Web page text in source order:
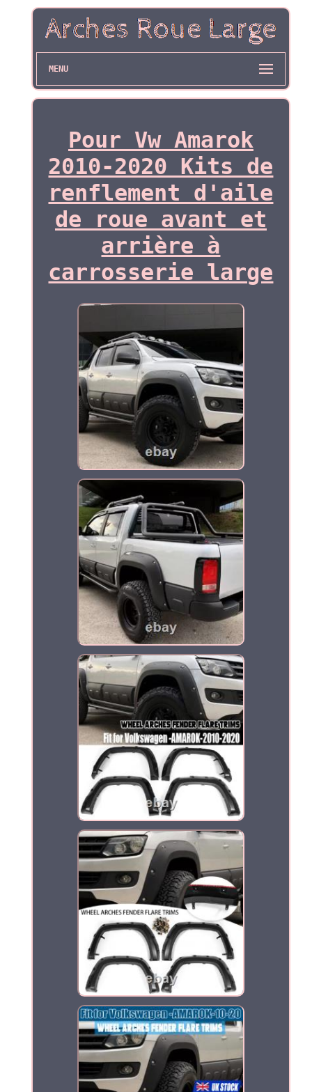
MENU
Pour Vw Amarok
2010-2020 Kits de
renflement d'aile
de roue avant et
arrière à
carrosserie large